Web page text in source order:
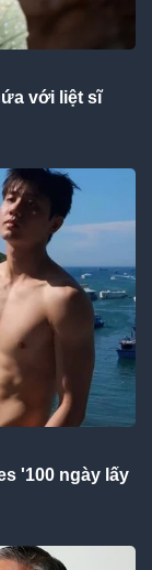
với liệt sĩ
'100 ngày lấy